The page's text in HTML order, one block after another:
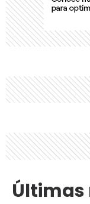
Últimas